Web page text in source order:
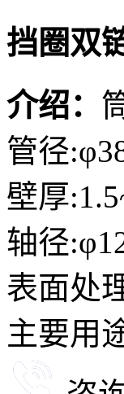
挡圈双
介绍：
管径
壁厚
轴径
表面处
主要用